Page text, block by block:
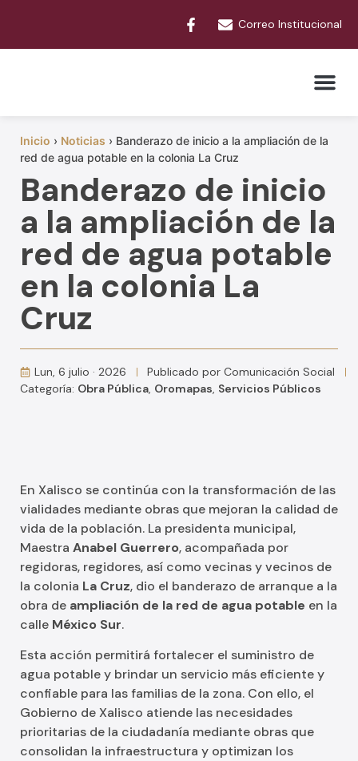
Correo Institucional
Inicio › Noticias › Banderazo de inicio a la ampliación de la
red de agua potable en la colonia La Cruz
Banderazo de inicio
a la ampliación de la
red de agua potable
en la colonia La
Cruz
Lun, 6 julio · 2026 Publicado por Comunicación Social
Categoría: Obra Pública, Oromapas, Servicios Públicos
En Xalisco se continúa con la transformación de las
vialidades mediante obras que mejoran la calidad de
vida de la población. La presidenta municipal,
Maestra Anabel Guerrero, acompañada por
regidoras, regidores, así como vecinas y vecinos de
la colonia La Cruz, dio el banderazo de arranque a la
obra de ampliación de la red de agua potable en la
calle México Sur.
Esta acción permitirá fortalecer el suministro de
agua potable y brindar un servicio más eficiente y
confiable para las familias de la zona. Con ello, el
Gobierno de Xalisco atiende las necesidades
prioritarias de la ciudadanía mediante obras que
consolidan la infraestructura y optimizan los